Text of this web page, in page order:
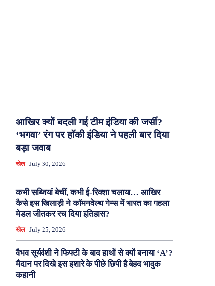
आखिर क्यों बदली गई टीम इंडिया की जर्सी?
‘भगवा’ रंग पर हॉकी इंडिया ने पहली बार दिया
बड़ा जवाब
खेल July 30, 2026
कभी सब्जियां बेचीं, कभी ई-रिक्शा चलाया… आखिर
कैसे इस खिलाड़ी ने कॉमनवेल्थ गेम्स में भारत का पहला
मेडल जीतकर रच दिया इतिहास?
खेल July 25, 2026
वैभव सूर्यवंशी ने फिफ्टी के बाद हाथों से क्यों बनाया ‘A’?
मैदान पर दिखे इस इशारे के पीछे छिपी है बेहद भावुक
कहानी